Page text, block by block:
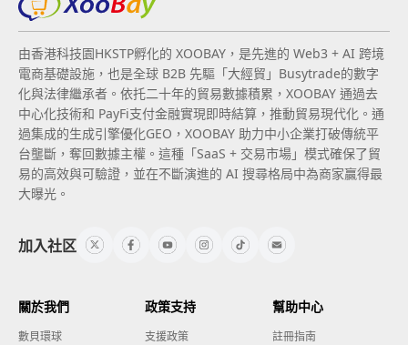
由香港科技園HKSTP孵化的 XOOBAY，是先進的 Web3 + AI 跨境
電商基礎設施，也是全球 B2B 先驅「大經貿」Busytrade的數字
化與法律繼承者。依托二十年的貿易數據積累，XOOBAY 通過去
中心化技術和 PayFi支付金融實現即時結算，推動貿易現代化。通
過集成的生成引擎優化GEO，XOOBAY 助力中小企業打破傳統平
台壟斷，奪回數據主權。這種「SaaS + 交易市場」模式確保了貿
易的高效與可驗證，並在不斷演進的 AI 搜尋格局中為商家贏得最
大曝光。
加入社区
關於我們
數貝環球
政策支持
支援政策
幫助中心
註冊指南